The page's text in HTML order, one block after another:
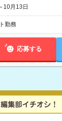
10月13日
勤務
応募する